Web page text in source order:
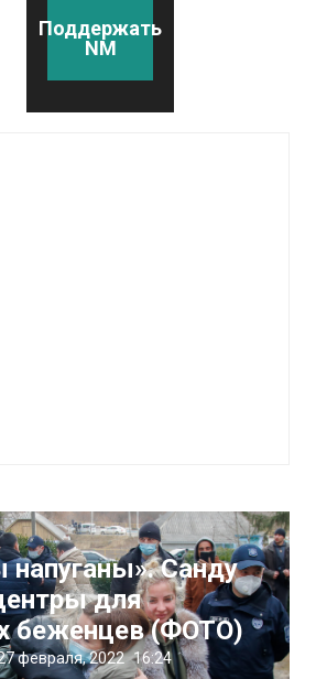
Поддержать
NM
Санду
для
беженцев (ФОТО)
февраля, 2022 16:24